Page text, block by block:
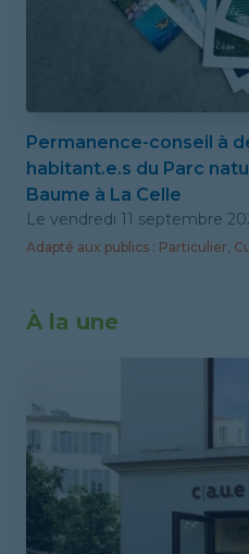
Permanence-conseil à
habitant.e.s du Parc
Baume à La Celle
Le vendredi 11 septembre
Adapté aux publics : Particulier,
À la une